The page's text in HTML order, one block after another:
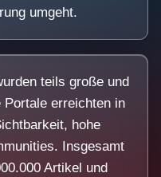
umgeht.
teils große und
erreichten in
hohe
Insgesamt
Artikel und